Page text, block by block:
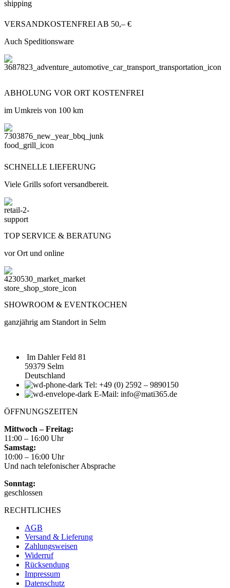
VERSANDKOSTENFREI AB 50,– €
Auch Speditionsware
ABHOLUNG VOR ORT KOSTENFREI
im Umkreis von 100 km
SCHNELLE LIEFERUNG
Viele Grills sofort versandbereit.
TOP SERVICE & BERATUNG
vor Ort und online
SHOWROOM & EVENTKOCHEN
ganzjährig am Standort in Selm
Im Dahler Feld 81
59379 Selm
Deutschland
Tel: +49 (0) 2592 – 9890150
E-Mail: info@mati365.de
ÖFFNUNGSZEITEN
Mittwoch – Freitag:
11:00 – 16:00 Uhr
Samstag:
10:00 – 16:00 Uhr
Und nach telefonischer Absprache
Sonntag:
geschlossen
RECHTLICHES
AGB
Versand & Lieferung
Zahlungsweisen
Widerruf
Rücksendung
Impressum
Datenschutz